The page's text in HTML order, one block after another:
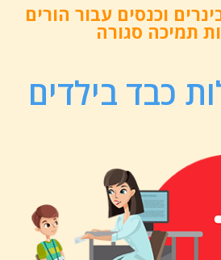
וכנסים עבור הורים
תמיכה סגורה
כבד בילדים